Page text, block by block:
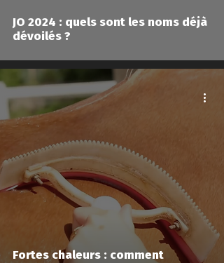
JO 2024 : quels sont les noms déjà
dévoilés ?
Fortes chaleurs : comment